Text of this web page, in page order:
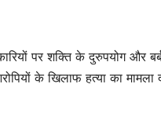
पर शक्ति के दुरुपयोग और
के खिलाफ हत्या का मामला